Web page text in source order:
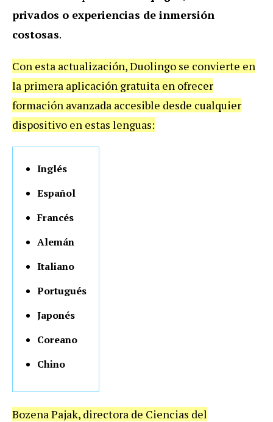
privados o experiencias de inmersión
costosas.
Con esta actualización, Duolingo se convierte en
la primera aplicación gratuita en ofrecer
formación avanzada accesible desde cualquier
dispositivo en estas lenguas:
Inglés
Español
Francés
Alemán
Italiano
Portugués
Japonés
Coreano
Chino
Bozena Pajak, directora de Ciencias del